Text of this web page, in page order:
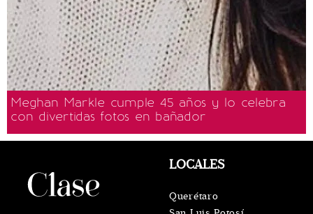
Meghan Markle cumple 45 años y lo celebra
con divertidas fotos en bañador
LOCALES
Querétaro